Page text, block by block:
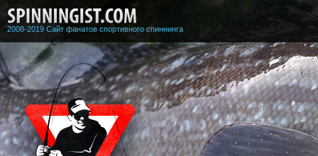
2008-2019 Сайт фанатов спортивного спиннинга